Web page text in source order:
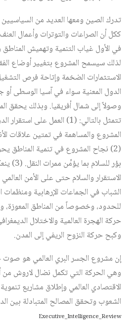
تدرك الصين ومعها العديد من السياسيين
ككل أن الصراعات والتوترات وأعمال
في الأول غياب التنمية وتهميش المناطق
لذلك سيسمح المشروع بتغيير أوضاع
الاستثمارات الضخمة وإتاحة فرص
الدول المعنية سواء في آسيا الوسطى
وصولاً إلى شمال أفريقيا. وبذلك يحقق
تتمثل بالتالي: (1) العمل على
المشروع والمساهمة في تمتين علاقات
(2) نجاح المشروع في تنمية المناطق
بؤر للسلام
الاستقرار والسلام حتى على الأمن
الشباب في الجماعات الإرهابية ومنظمات
للحدود، وخصوصاً من المناطق المعوزة،
حركة الهجرة العالمية والاختلال
وكبح حركة النزوح الريفي إلى المدن.
إن مشروع الجسر البري العالمي هو صوت
وهي الحركة التي تكمل نضال لاروش من
الاقتصادي العالمي وإطلاق مشاريع
الشعوب وتحقق المصالح المتبادلة بين
Executive_Intelligence_Review